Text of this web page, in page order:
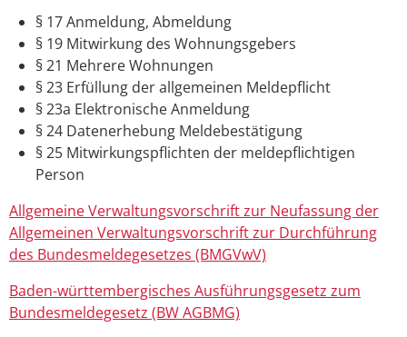
§ 17 Anmeldung, Abmeldung
§ 19 Mitwirkung des Wohnungsgebers
§ 21 Mehrere Wohnungen
§ 23 Erfüllung der allgemeinen Meldepflicht
§ 23a Elektronische Anmeldung
§ 24 Datenerhebung Meldebestätigung
§ 25 Mitwirkungspflichten der meldepflichtigen
Person
Allgemeine Verwaltungsvorschrift zur Neufassung der
Allgemeinen Verwaltungsvorschrift zur Durchführung
des Bundesmeldegesetzes (BMGVwV)
Baden-württembergisches Ausführungsgesetz zum
Bundesmeldegesetz (BW AGBMG)